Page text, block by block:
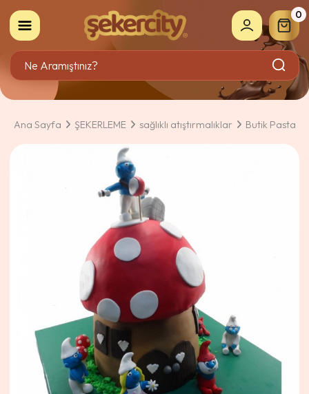
0
Ana Sayfa ŞEKERLEME sağlıklı atıştırmalıklar Butik Pasta